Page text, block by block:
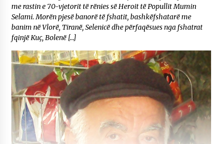
me rastin e 70-vjetorit të rënies së Heroit të Popullit Mumin
Selami. Morën pjesë banorë të fshatit, bashkëfshatarë me
banim në Vlorë, Tiranë, Selenicë dhe përfaqësues nga fshatrat
fqinjë Kuç, Bolenë […]